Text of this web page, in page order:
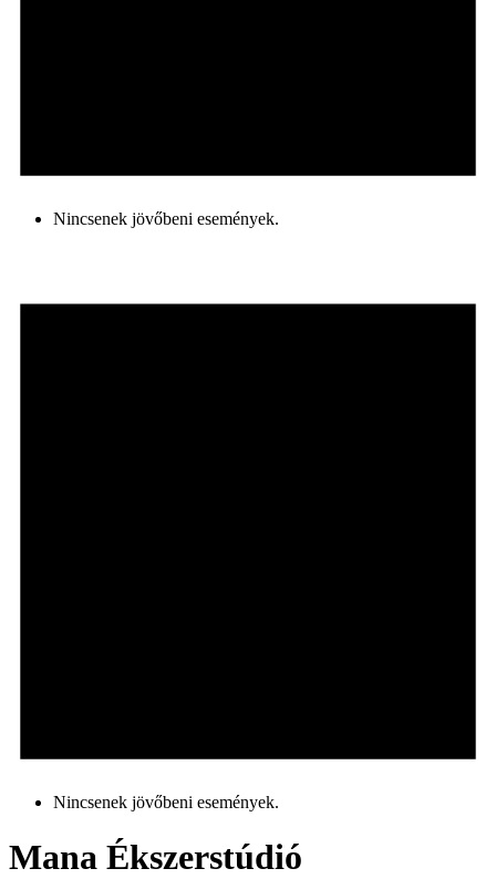
Nincsenek jövőbeni események.
Nincsenek jövőbeni események.
Mana Ékszerstúdió